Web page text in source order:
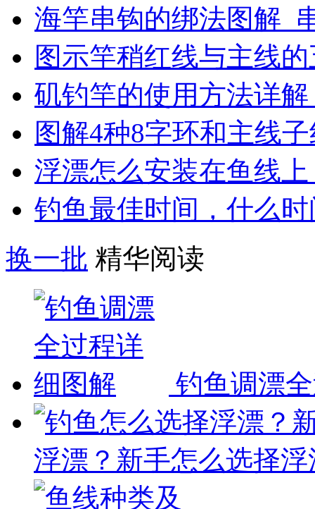
海竿串钩的绑法图解_
图示竿稍红线与主线
矶钓竿的使用方法详
图解4种8字环和主线
浮漂怎么安装在鱼线
钓鱼最佳时间，什么
换一批 精华阅读
钓鱼调漂
浮漂？新手怎么选择浮